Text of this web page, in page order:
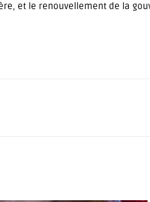
et le renouvellement de la